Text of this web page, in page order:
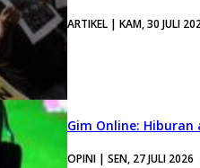
ARTIKEL | KAM, 30 JULI
Gim Online:
OPINI | SEN, 27 JULI 2026